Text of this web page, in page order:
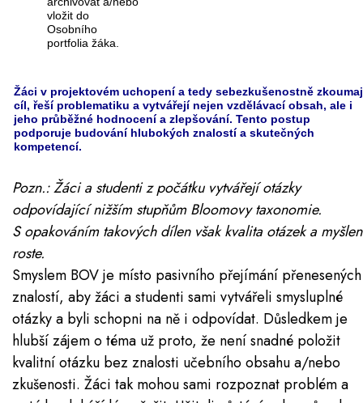
vložit do
Osobního
portfolia žáka.
Žáci v projektovém uchopení a tedy sebezkušenostně
cíl, řeší problematiku a vytvářejí nejen vzdělávací obsah, ale i
jeho průběžné hodnocení a zlepšování. Tento postup
podporuje budování hlubokých znalostí a skutečných
kompetencí.
Pozn.: Žáci a studenti z počátku vytvářejí otázky
odpovídající nižším stupňům Bloomovy taxonomie.
S opakováním takových dílen však kvalita otázek a
roste.
Smyslem BOV je místo pasivního přejímání přenesených
znalostí, aby žáci a studenti sami vytvářeli smysluplné
otázky a byli schopni na ně i odpovídat. Důsledkem je
hlubší zájem o téma už proto, že není snadné položit
kvalitní otázku bez znalosti učebního obsahu a/nebo
zkušenosti. Žáci tak mohou sami rozpoznat problém a